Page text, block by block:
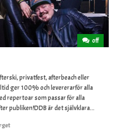
off
privatfest, afterbeach eller
ger 100% och levererarför alla
repertoar som passar för alla
publiken!DDB är det självklara...